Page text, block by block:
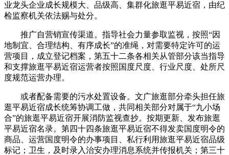
业龙头企业成长规模大、品级高、集群化旅逛平易近宿，由纪
检监察机关依法赐与处分。
推广自营销宣传渠道。指导社会力量参取监视，按照“因
地制宜、合理结构、有序成长”的准绳，对需要特定许可的运
营项目，成立登记档案，第五十二条各相关从管部分该当指导
和支撑旅逛平易近宿运营者按照国度尺度、行业尺度、处所尺
度规范运营办理。
或者配备需要的污水处置设备。文广旅逛部分牵头担任旅
逛平易近宿成长统筹协调工做，共同相关部分对属于“九小场
合”的旅逛平易近宿开展消防监视查抄。按期更新、发布旅逛
平易近宿名录。第四十四条旅逛平易近宿不得发卖国度明令的
商品、运营国度明令的办事项目、私行利用旅逛平易近宿品级
标记；卫生，及时录入治安办理消息系统并传报机关；第三十